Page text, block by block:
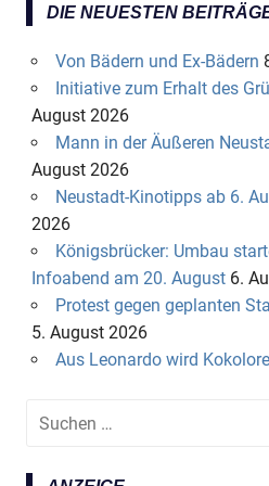
DIE NEUESTEN
Von Bädern und Ex-Bädern
Initiative zum Erhalt des
August 2026
Mann in der Äußeren
August 2026
Neustadt-Kinotipps ab 6.
2026
Königsbrücker: Umbau
Infoabend am 20. August 6.
Protest gegen geplanten
5. August 2026
Aus Leonardo wird